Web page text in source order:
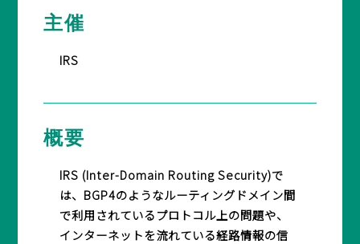
メディア掲載
BASICオンデマンド
参加申込
マイページ
主催
IRS
概要
IRS (Inter-Domain Routing Security)で
は、BGP4のようなルーティングドメイン間
で利用されているプロトコル上の問題や、
インターネットを流れている経路情報の信